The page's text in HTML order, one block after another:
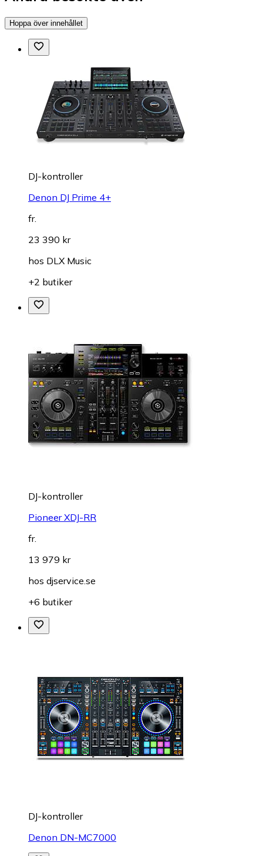
Hoppa över innehållet
DJ-kontroller
Denon DJ Prime 4+
fr.
23 390 kr
hos DLX Music
+2 butiker
DJ-kontroller
Pioneer XDJ-RR
fr.
13 979 kr
hos djservice.se
+6 butiker
DJ-kontroller
Denon DN-MC7000